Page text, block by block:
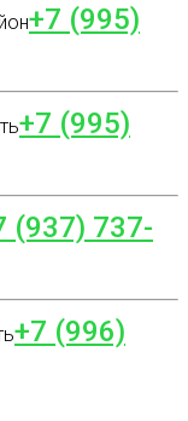
+7 (995)
+7 (995)
(937) 737-
+7 (996)